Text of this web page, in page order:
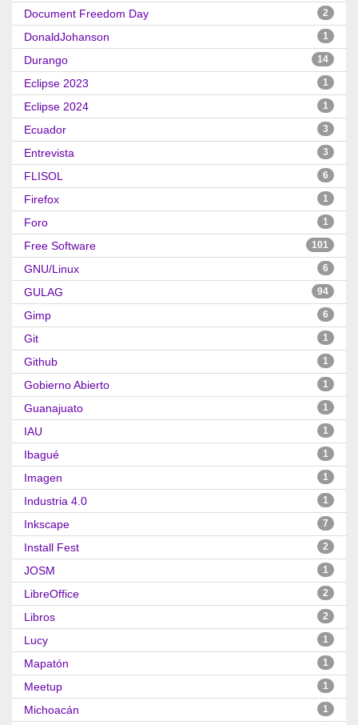
Document Freedom Day 2
DonaldJohanson 1
Durango 14
Eclipse 2023 1
Eclipse 2024 1
Ecuador 3
Entrevista 3
FLISOL 6
Firefox 1
Foro 1
Free Software 101
GNU/Linux 6
GULAG 94
Gimp 6
Git 1
Github 1
Gobierno Abierto 1
Guanajuato 1
IAU 1
Ibagué 1
Imagen 1
Industria 4.0 1
Inkscape 7
Install Fest 2
JOSM 1
LibreOffice 2
Libros 2
Lucy 1
Mapatón 1
Meetup 1
Michoacán 1